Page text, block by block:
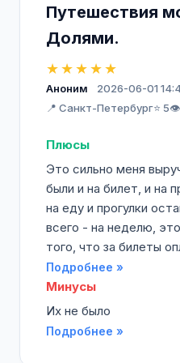
Путешествия
Долями.
★★★★★
Аноним
2026-06-01
📍 Санкт-Петербург⭐ 5👁️
Плюсы
Это сильно меня
были и на билет, и на
на еду и прогулки
всего - на неделю,
того, что за билеты
Подробнее »
Минусы
Их не было
Подробнее »